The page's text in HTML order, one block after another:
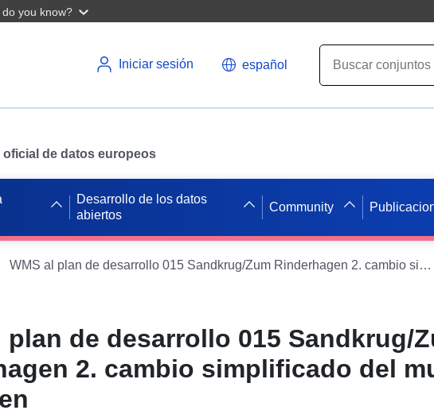
do you know?
Iniciar sesión español
oficial de datos europeos
Desarrollo de los datos
abiertos
Community
WMS al plan de desarrollo 015 Sandkrug/Zum Rinderhagen 2. cambio simplificado del municipio de Hatten
plan de desarrollo 015 Sandkrug/
2. cambio simplificado del